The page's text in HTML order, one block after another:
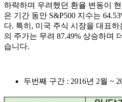
하락하며 우려했던 환율 변동이
은 기간 동안 S&P500 지수는
다. 특히, 미국 주식 시장을 대표
의 주가는 무려 87.49% 상승하며
습니다.
두번째 구간 : 2016년 2월 ~